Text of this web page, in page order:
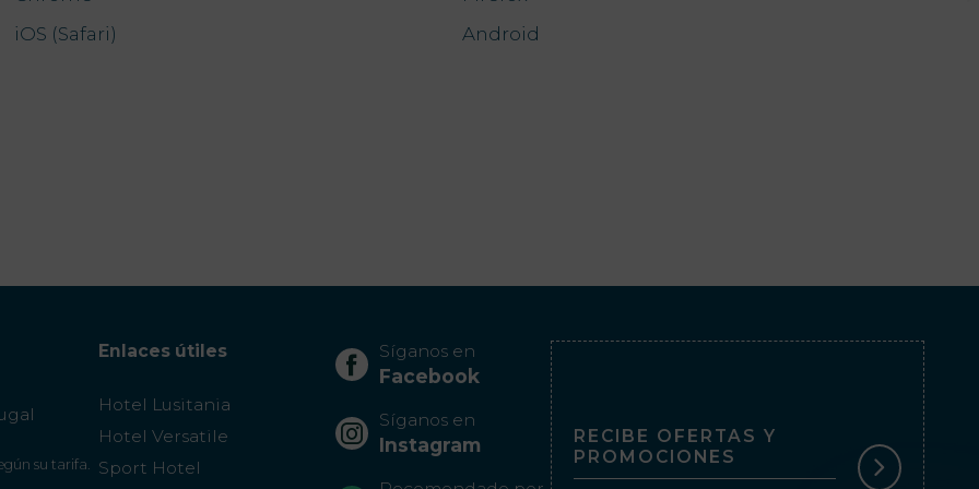
iOS (Safari)
Android
su tarifa.
Enlaces útiles
Hotel Lusitania
Hotel Versatile
Sport Hotel
Síganos en
Facebook
Síganos en
Instagram
RECIBE OFERTAS Y
PROMOCIONES